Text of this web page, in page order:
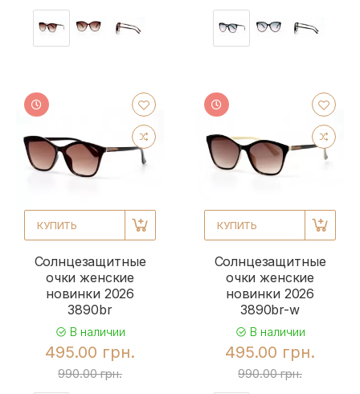
КУПИТЬ
Солнцезащитные
очки женские
новинки 2026
3890br
В наличии
495.00 грн.
990.00 грн.
КУПИТЬ
Солнцезащитные
очки женские
новинки 2026
3890br-w
В наличии
495.00 грн.
990.00 грн.